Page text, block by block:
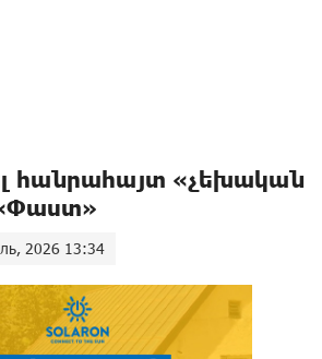
հանրահայտ «չեխական
2026 13:34